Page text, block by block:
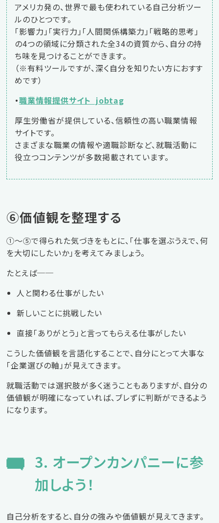
アメリカ発の、世界で最も使われている自己分析ツー
ルのひとつです。
「影響力」「実行力」「人間関係構築力」「戦略的思考」
の4つの領域に分類された全34の資質から、自分の持
ち味を見つけることができます。
（※有料ツールですが、深く自分を知りたい方におすす
めです）
・職業情報提供サイト jobtag
厚生労働省が提供している、信頼性の高い職業情報
サイトです。
さまざまな職業の情報や適職診断など、就職活動に
役立つコンテンツが多数掲載されています。
⑥価値観を整理する
①〜⑤で得られた気づきをもとに、「仕事を選ぶうえで、何
を大切にしたいか」を考えてみましょう。
たとえば──
人と関わる仕事がしたい
新しいことに挑戦したい
直接「ありがとう」と言ってもらえる仕事がしたい
こうした価値観を言語化することで、自分にとって大事な
「企業選びの軸」が見えてきます。
就職活動では選択肢が多く迷うこともありますが、自分の
価値観が明確になっていれば、ブレずに判断ができるよう
になります。
3. オープンカンパニーに参
加しよう！
自己分析をすると、自分の強みや価値観が見えてきます。